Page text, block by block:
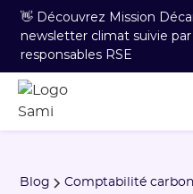
👋 Découvrez Mission
newsletter climat suivie
responsables RSE
Blog Comptabilité